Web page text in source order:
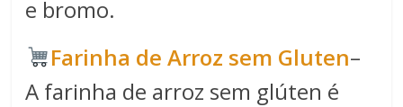
e bromo.
Farinha de Arroz sem Gluten–
A farinha de arroz sem glúten é